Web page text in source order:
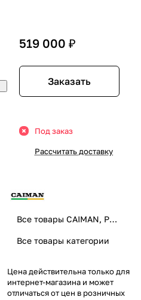
519 000 ₽
Заказать
Под заказ
Рассчитать доставку
Все товары CAIMAN, PUBERT
Все товары категории
Цена действительна только для
интернет-магазина и может
отличаться от цен в розничных
банка